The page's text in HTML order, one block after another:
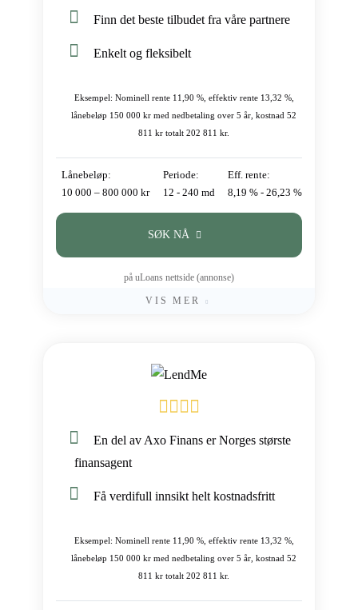
Finn det beste tilbudet fra våre partnere
Enkelt og fleksibelt
Eksempel: Nominell rente 11,90 %, effektiv rente 13,32 %,
lånebeløp 150 000 kr med nedbetaling over 5 år, kostnad 52
811 kr totalt 202 811 kr.
Lånebeløp:
10 000 – 800 000 kr
Periode:
12 - 240 md
Eff. rente:
8,19 % - 26,23 %
SØK NÅ
på uLoans nettside (annonse)
VIS MER
En del av Axo Finans er Norges største
finansagent
Få verdifull innsikt helt kostnadsfritt
Eksempel: Nominell rente 11,90 %, effektiv rente 13,32 %,
lånebeløp 150 000 kr med nedbetaling over 5 år, kostnad 52
811 kr totalt 202 811 kr.